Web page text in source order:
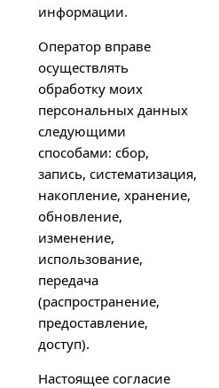
информации.
Оператор вправе
осуществлять
обработку моих
персональных данных
следующими
способами: сбор,
запись, систематизация,
накопление, хранение,
обновление,
изменение,
использование,
передача
(распространение,
предоставление,
доступ).
Настоящее согласие